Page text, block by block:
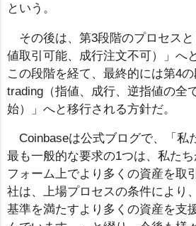
という。
その後は、第3段階のプロセス
値取引可能、成行注文不可）」へ
この段階を経て、最終的には第4
trading（指値、成行、逆指値の全
始）」へと移行される方針だ。
Coinbaseは公式ブログで、「私
最も一般的な要求の1つは、私た
フォーム上でより多くの資産を取
社は、上場プロセスの条件により
基準を満たすより多くの資産を支